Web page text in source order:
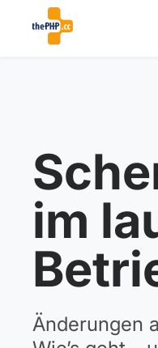
im
Änderungen